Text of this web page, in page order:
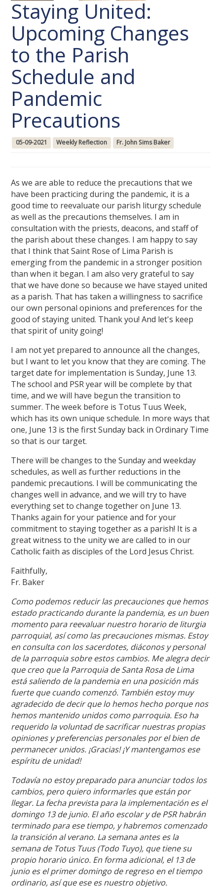
Staying United:
Upcoming Changes
to the Parish
Schedule and
Pandemic
Precautions
05-09-2021 Weekly Reflection Fr. John Sims Baker
As we are able to reduce the precautions that we
have been practicing during the pandemic, it is a
good time to reevaluate our parish liturgy schedule
as well as the precautions themselves. I am in
consultation with the priests, deacons, and staff of
the parish about these changes. I am happy to say
that I think that Saint Rose of Lima Parish is
emerging from the pandemic in a stronger position
than when it began. I am also very grateful to say
that we have done so because we have stayed united
as a parish. That has taken a willingness to sacrifice
our own personal opinions and preferences for the
good of staying united. Thank you! And let's keep
that spirit of unity going!
I am not yet prepared to announce all the changes,
but I want to let you know that they are coming. The
target date for implementation is Sunday, June 13.
The school and PSR year will be complete by that
time, and we will have begun the transition to
summer. The week before is Totus Tuus Week,
which has its own unique schedule. In more ways that
one, June 13 is the first Sunday back in Ordinary Time
so that is our target.
There will be changes to the Sunday and weekday
schedules, as well as further reductions in the
pandemic precautions. I will be communicating the
changes well in advance, and we will try to have
everything set to change together on June 13.
Thanks again for your patience and for your
commitment to staying together as a parish! It is a
great witness to the unity we are called to in our
Catholic faith as disciples of the Lord Jesus Christ.
Faithfully,
Fr. Baker
Como podemos reducir las precauciones que hemos
estado practicando durante la pandemia, es un buen
momento para reevaluar nuestro horario de liturgia
parroquial, así como las precauciones mismas. Estoy
en consulta con los sacerdotes, diáconos y personal
de la parroquia sobre estos cambios. Me alegra decir
que creo que la Parroquia de Santa Rosa de Lima
está saliendo de la pandemia en una posición más
fuerte que cuando comenzó. También estoy muy
agradecido de decir que lo hemos hecho porque nos
hemos mantenido unidos como parroquia. Eso ha
requerido la voluntad de sacrificar nuestras propias
opiniones y preferencias personales por el bien de
permanecer unidos. ¡Gracias! ¡Y mantengamos ese
espíritu de unidad!
Todavía no estoy preparado para anunciar todos los
cambios, pero quiero informarles que están por
llegar. La fecha prevista para la implementación es el
domingo 13 de junio. El año escolar y de PSR habrán
terminado para ese tiempo, y habremos comenzado
la transición al verano. La semana antes es la
semana de Totus Tuus (Todo Tuyo), que tiene su
propio horario único. En forma adicional, el 13 de
junio es el primer domingo de regreso en el tiempo
ordinario, así que ese es nuestro objetivo.